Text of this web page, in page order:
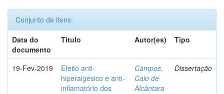
Conjunto de itens:
Data do
documento
Título Autor(es) Tipo
19-Fev-2019
Efeito anti-
hiperalgésico e anti-
inflamatório dos
Campos,
Caio de
Alcântara
Dissertação